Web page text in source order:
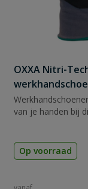
OXXA Nitri-
van je handen bij
Op voorraad